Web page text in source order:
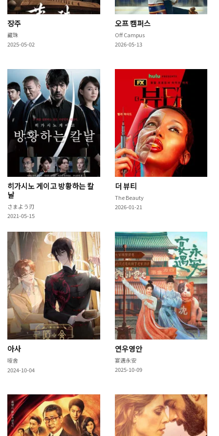
장주
藏珠
2025-05-02
오프 캠퍼스
Off Campus
2026-05-13
히가시노 게이고 방황하는 칼
날
さまよう刃
2021-05-15
더 뷰티
The Beauty
2026-01-21
아사
哑舍
2024-10-04
연우영안
宴遇永安
2025-10-09